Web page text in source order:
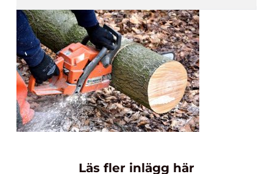
Läs fler inlägg här